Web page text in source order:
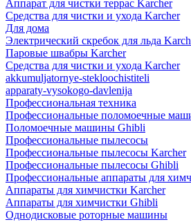
Аппарат для чистки террас Karcher
Средства для чистки и ухода Karcher
Для дома
Электрический скребок для льда
Паровые швабры Karcher
Средства для чистки и ухода Karcher
akkumuljatornye-stekloochistiteli
apparaty-vysokogo-davlenija
Профессиональная техника
Профессиональные поломоечные
Поломоечные машины Ghibli
Профессиональные пылесосы
Профессиональные пылесосы Karcher
Профессиональные пылесосы Ghibli
Профессиональные аппараты для
Аппараты для химчистки Karcher
Аппараты для химчистки Ghibli
Однодисковые роторные машины